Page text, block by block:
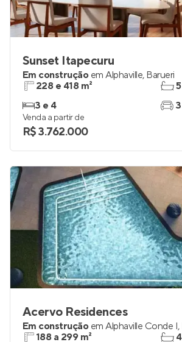
Sunset Itapecuru
Em construção em Alphaville, Barueri
228 e 418 m²
3 e 4
5
Venda a partir de
R$ 3.762.000
Acervo Residences
Em construção em Alphaville Conde I,
188 a 299 m²